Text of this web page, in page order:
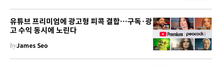
유튜브 프리미엄에 광고형 피콕 결합…구독·광
고 수익 동시에 노린다
byJames Seo